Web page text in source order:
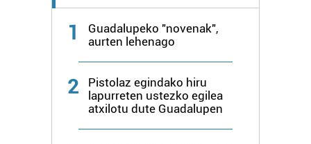
1
Guadalupeko "novenak",
aurten lehenago
2
Pistolaz egindako hiru
lapurreten ustezko egilea
atxilotu dute Guadalupen